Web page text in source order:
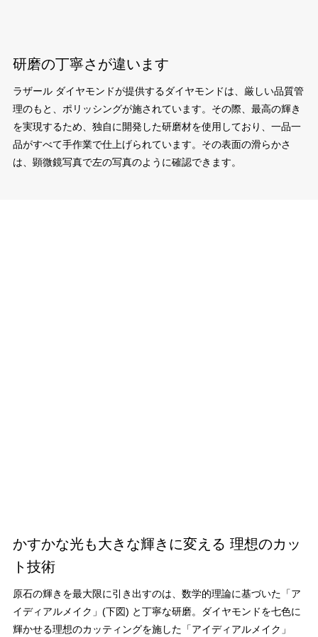
研磨の丁寧さが違います
ラザール ダイヤモンドが提供するダイヤモンドは、厳しい品質管
理のもと、ポリッシングが施されています。その際、最高の輝き
を実現するため、独自に開発した研磨材を使用しており、一品一
品がすべて手作業で仕上げられています。その表面の滑らかさ
は、顕微鏡写真で左の写真のように確認できます。
かすかな光も大きな輝きに変える 理想のカッ
ト技術
原石の輝きを最大限に引き出すのは、数学的理論に基づいた「ア
イディアルメイク」(下図) と丁寧な研磨。ダイヤモンドを七色に
輝かせる理想のカッティングを施した「アイディアルメイク」